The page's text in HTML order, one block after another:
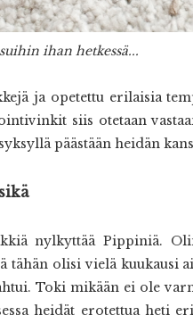
ihan hetkessä...
ja opetettu erilaisia
siis otetaan
päästään heidän
nylkyttää Pippiniä.
olisi vielä kuukausi
Toki mikään ei ole
heidät erotettua heti